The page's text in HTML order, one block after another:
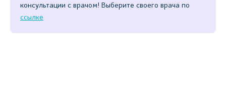
консультации с врачом! Выберите своего врача по
ссылке